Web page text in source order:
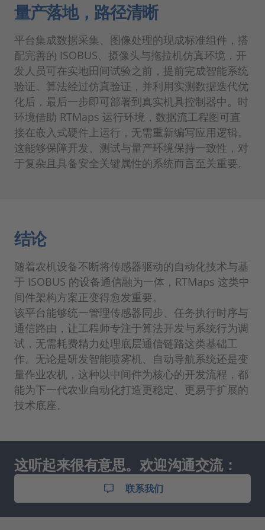
量产落地，路径清晰
平台集成数据采集、图像处理的现成标准组件，搭
配完善的 ISOBUS、摄像头与拖拉机仿真环境，开
发人员可在实地田间试验之前，提前完成智能系统
验证。算法经过仿真验证，并利用实测数据迭代优
化后，最后一步即可部署到真实机具控制器中。时
环境借助 RTMaps 运行环境，数据流工程图可直
接在嵌入式硬件上运行，无需重新编写应用逻辑。
这能够保障开发、测试与量产环境保持一致性，对
于复杂且具备安全关键属性的系统而言至关重要。
结论
随着农机设备不断将传感器驱动的自动化技术与基
于 ISOBUS 的设备通信融为一体，RTMaps 这类中
间件架构方案正变得愈发重要。
该平台能够统一管理传感器同步、任务执行时序与
通信路由，让工程师专注于算法开发与系统行为调
试，无需耗费精力处理底层通信链路这类基础工
作。无论是研发智能喷雾机、自动导航系统还是变
量作业农机，这种以中间件为核心的开发流程，都
能为下一代农业自动化打造更稳定、更易于扩展的
技术底座。
这听起来很有意思。欢迎沟通交流：
联系我们